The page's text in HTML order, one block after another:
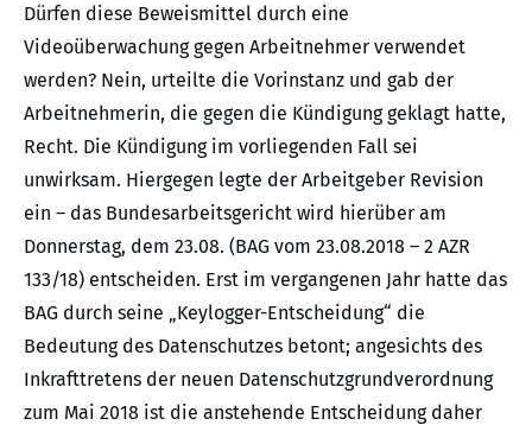
Dürfen diese Beweismittel durch eine
Videoüberwachung gegen Arbeitnehmer verwendet
werden? Nein, urteilte die Vorinstanz und gab der
Arbeitnehmerin, die gegen die Kündigung geklagt hatte,
Recht. Die Kündigung im vorliegenden Fall sei
unwirksam. Hiergegen legte der Arbeitgeber Revision
ein – das Bundesarbeitsgericht wird hierüber am
Donnerstag, dem 23.08. (BAG vom 23.08.2018 – 2 AZR
133/18) entscheiden. Erst im vergangenen Jahr hatte das
BAG durch seine „Keylogger-Entscheidung“ die
Bedeutung des Datenschutzes betont; angesichts des
Inkrafttretens der neuen Datenschutzgrundverordnung
zum Mai 2018 ist die anstehende Entscheidung daher